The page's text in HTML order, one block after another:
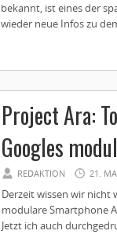
bekannt, ist eines der
wieder neue Infos zu
Project Ara:
Googles
REDAKTION 21.
Derzeit wissen wir nicht
modulare Smartphone
Jetzt ich auch